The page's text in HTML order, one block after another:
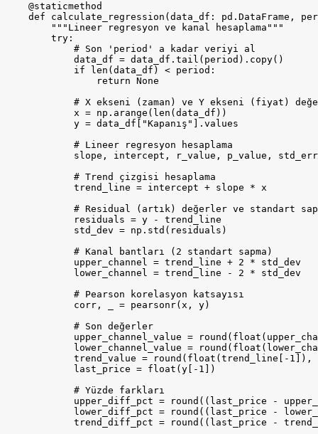
    @staticmethod
def calculate_regression(data_df: pd.DataFrame,
        """Lineer regresyon ve kanal hesaplama"""
        try:
            # Son 'period' a kadar veriyi al
            data_df = data_df.tail(period).copy()
            if len(data_df) < period:
                return None
# X ekseni (zaman) ve Y ekseni (fiyat)
            x = np.arange(len(data_df))
            y = data_df["Kapanış"].values
            # Lineer regresyon hesaplama
slope, intercept, r_value, p_value,
            # Trend çizgisi hesaplama
            trend_line = intercept + slope * x
# Residual (artık) değerler ve standart
            residuals = y - trend_line
            std_dev = np.std(residuals)
            # Kanal bantları (2 standart sapma)
            upper_channel = trend_line + 2 * std_dev
            lower_channel = trend_line - 2 * std_dev
            # Pearson korelasyon katsayısı
            corr, _ = pearsonr(x, y)
            # Son değerler
upper_channel_value =
lower_channel_value =
trend_value = round(float(trend_line[-1]),
            last_price = float(y[-1])
            # Yüzde farkları
upper_diff_pct = round((last_price -
lower_diff_pct = round((last_price -
trend_diff_pct = round((last_price -